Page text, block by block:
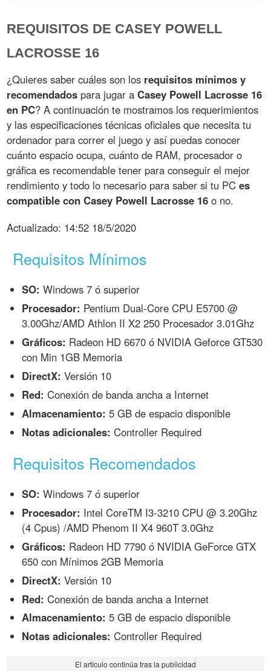
REQUISITOS DE CASEY POWELL
LACROSSE 16
¿Quieres saber cuáles son los requisitos mínimos y
recomendados para jugar aCasey Powell Lacrosse 16
en PC? A continuación te mostramos los requerimientos
y las especificaciones técnicas oficiales que necesita tu
ordenador para correr el juego y así puedas conocer
cuánto espacio ocupa, cuánto de RAM, procesador o
gráfica es recomendable tener para conseguir el mejor
rendimiento y todo lo necesario para saber si tu PCes
compatible con Casey Powell Lacrosse 16 o no.
Actualizado: 14:52 18/5/2020
Requisitos Mínimos
SO: Windows 7 ó superior
Procesador: Pentium Dual-Core CPU E5700 @
3.00Ghz/AMD Athlon II X2 250 Procesador 3.01Ghz
Gráficos: Radeon HD 6670 ó NVIDIA Geforce GT530
con Min 1GB Memoria
DirectX: Versión 10
Red: Conexión de banda ancha a Internet
Almacenamiento: 5 GB de espacio disponible
Notas adicionales: Controller Required
Requisitos Recomendados
SO: Windows 7 ó superior
Procesador: Intel CoreTM I3-3210 CPU @ 3.20Ghz
(4 Cpus) /AMD Phenom II X4 960T 3.0Ghz
Gráficos: Radeon HD 7790 ó NVIDIA GeForce GTX
650 con Mínimos 2GB Memoria
DirectX: Versión 10
Red: Conexión de banda ancha a Internet
Almacenamiento: 5 GB de espacio disponible
Notas adicionales: Controller Required